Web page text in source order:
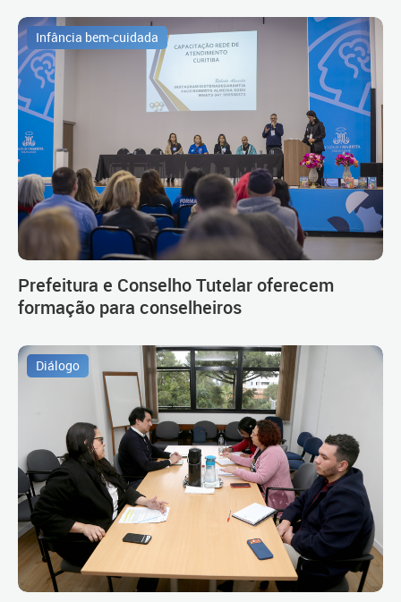
Infância bem-cuidada
Prefeitura e Conselho Tutelar oferecem
formação para conselheiros
Diálogo